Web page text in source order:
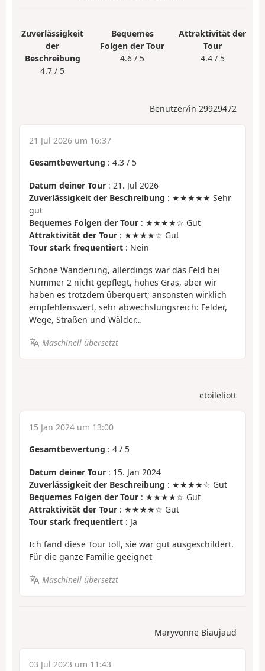
Zuverlässigkeit
der
Beschreibung
4.7 / 5
Bequemes
Folgen der Tour
4.6 / 5
Attraktivität der
Tour
4.4 / 5
Benutzer/in 29929472
21 Jul 2026 um 16:37
Gesamtbewertung : 4.3 / 5
Datum deiner Tour : 21. Jul 2026
Zuverlässigkeit der Beschreibung : ★★★★★ Sehr
gut
Bequemes Folgen der Tour : ★★★★☆ Gut
Attraktivität der Tour : ★★★★☆ Gut
Tour stark frequentiert : Nein
Schöne Wanderung, allerdings war das Feld bei
Nummer 2 nicht gepflegt, hohes Gras, aber wir
haben es trotzdem überquert; ansonsten wirklich
empfehlenswert, sehr abwechslungsreich: Felder,
Wege, Straßen und Wälder…
Maschinell übersetzt
etoileliott
15 Jan 2024 um 13:00
Gesamtbewertung : 4 / 5
Datum deiner Tour : 15. Jan 2024
Zuverlässigkeit der Beschreibung : ★★★★☆ Gut
Bequemes Folgen der Tour : ★★★★☆ Gut
Attraktivität der Tour : ★★★★☆ Gut
Tour stark frequentiert : Ja
Ich fand diese Tour toll, sie war gut ausgeschildert.
Für die ganze Familie geeignet
Maschinell übersetzt
Maryvonne Biaujaud
03 Jul 2023 um 11:43